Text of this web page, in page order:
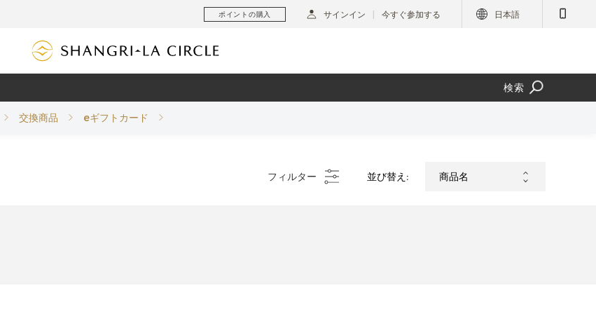
ポイントの購入 サインイン 今すぐ参加する 日本語
検索
交換商品 eギフトカード
フィルター 並び替え: